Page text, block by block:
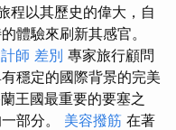
程以其歷史的偉大，自
體驗來刷新其感官。
師 差別 專家旅行顧問
穩定的國際背景的完美
王國最重要的要塞之
部分。 美容撥筋 在著